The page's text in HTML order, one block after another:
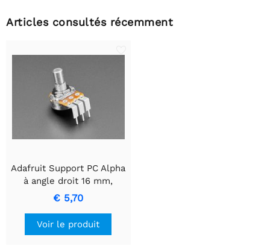
Articles consultés récemment
Adafruit Support PC Alpha
à angle droit 16 mm,
simple emplacement -
Audio inversé 10 kHz
€ 5,70
Voir le produit